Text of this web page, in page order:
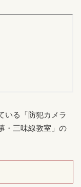
いる「防犯カメラ
・三味線教室」の